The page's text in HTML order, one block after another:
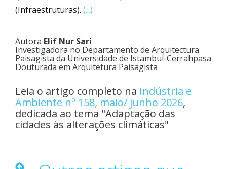
(Infraestruturas). (...)
Autora Elif Nur Sari
Investigadora no Departamento de Arquitectura
Paisagista da Universidade de Istambul-Cerrahpasa
Douturada em Arquitetura Paisagista
Leia o artigo completo na Indústria e
Ambiente nº 158, maio/ junho 2026,
dedicada ao tema "Adaptação das
cidades às alterações climáticas"